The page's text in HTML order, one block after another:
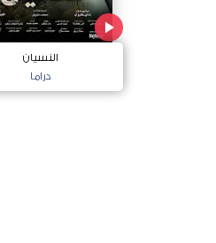
النسيان
دراما